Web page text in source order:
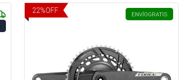
22%OFF ENVÍOGRATIS